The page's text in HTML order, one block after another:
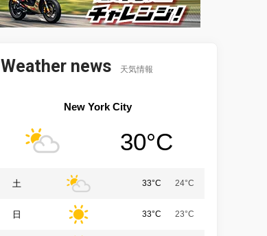
Weather news 天気情報
New York City
30°C
土 33°C 24°C
日 33°C 23°C